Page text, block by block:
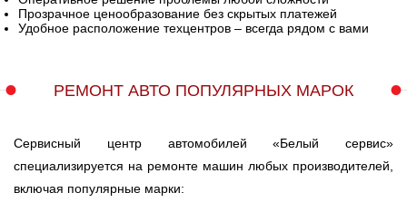
SUZUKI TAGAZ UAZ
Прозрачное ценообразование без скрытых платежей
Удобное расположение техцентров – всегда рядом с вами
РЕМОНТ АВТО ПОПУЛЯРНЫХ МАРОК
Сервисный центр автомобилей «Белый сервис»
специализируется на ремонте машин любых производителей,
включая популярные марки: